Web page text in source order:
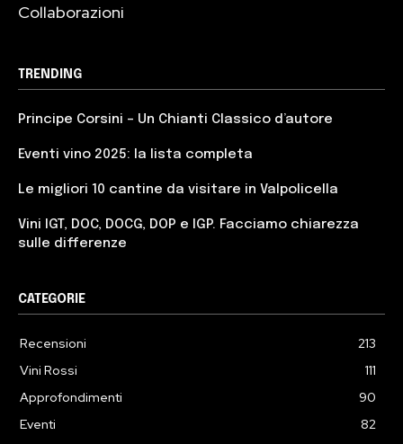
Collaborazioni
TRENDING
Principe Corsini – Un Chianti Classico d’autore
Eventi vino 2025: la lista completa
Le migliori 10 cantine da visitare in Valpolicella
Vini IGT, DOC, DOCG, DOP e IGP. Facciamo chiarezza
sulle differenze
CATEGORIE
Recensioni
213
Vini Rossi
111
Approfondimenti
90
Eventi
82